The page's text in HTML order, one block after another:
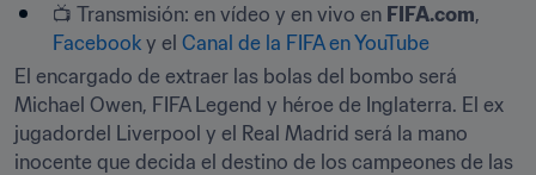
📺 Transmisión: en vídeo y en vivo en FIFA.com
Facebook y el Canal de la FIFA en YouTube
El encargado de extraer las bolas del bombo será
Michael Owen, FIFA Legend y héroe de Inglaterra. El ex
jugadordel Liverpool y el Real Madrid será la mano
inocente que decida el destino de los campeones de las